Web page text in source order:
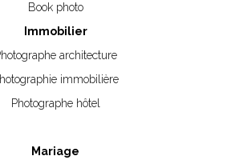
Book photo
Immobilier
architecture
immobilière
Photographe hôtel
Mariage